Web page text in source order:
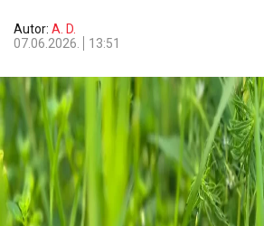
Autor: A. D.
07.06.2026.
13:51